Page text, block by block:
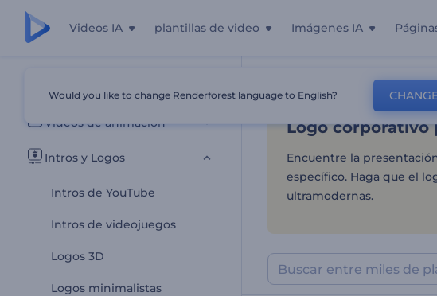
Videos IA plantillas de video Imágenes IA
Todas las plantillas
Videos de animación
Intros y Logos
Intros de YouTube
Intros de videojuegos
Logos 3D
Logos minimalistas
Logo
Inicio Plantillas Intros Y Logos
Logo corporativo
Encuentre la
específico. Haga que el
ultramodernas.
Would you like to change Renderforest language to English?